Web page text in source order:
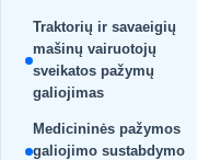
Traktorių ir savaeigių
mašinų vairuotojų
sveikatos pažymų
galiojimas
Medicininės pažymos
galiojimo sustabdymo